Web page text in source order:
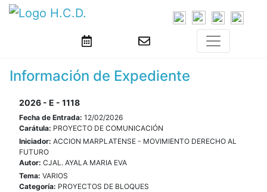
Información de Expediente
2026 - E - 1118
Fecha de Entrada: 12/02/2026
Carátula: PROYECTO DE COMUNICACIÓN
Iniciador: ACCION MARPLATENSE - MOVIMIENTO DERECHO AL
FUTURO
Autor: CJAL. AYALA MARIA EVA
Tema: VARIOS
Categoría: PROYECTOS DE BLOQUES